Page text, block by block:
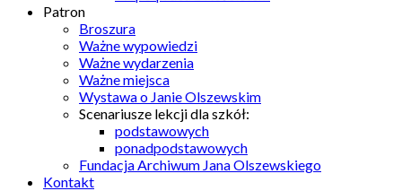
Patron
Broszura
Ważne wypowiedzi
Ważne wydarzenia
Ważne miejsca
Wystawa o Janie Olszewskim
Scenariusze lekcji dla szkół:
podstawowych
ponadpodstawowych
Fundacja Archiwum Jana Olszewskiego
Kontakt